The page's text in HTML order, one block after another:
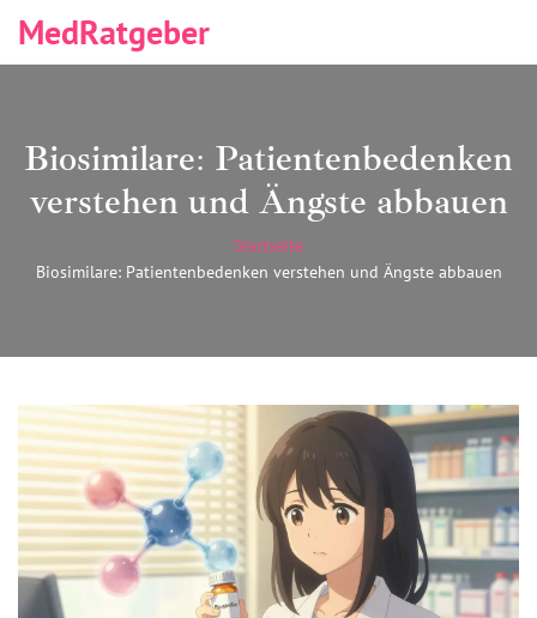
MedRatgeber
Biosimilare: Patientenbedenken
verstehen und Ängste abbauen
Startseite
Biosimilare: Patientenbedenken verstehen und Ängste abbauen